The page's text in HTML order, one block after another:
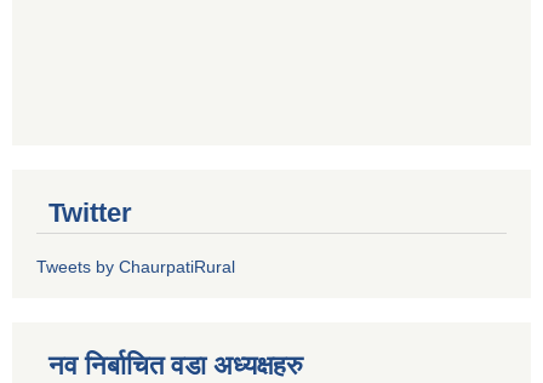
Twitter
Tweets by ChaurpatiRural
नव निर्बाचित वडा अध्यक्षहरु